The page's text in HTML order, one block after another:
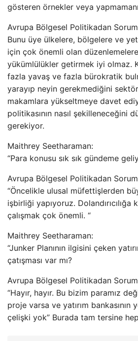
gösteren örnekler veya
Avrupa Bölgesel Politikadan
Bunu üye ülkelere, bölgelere ve
için çok önemli olan
yükümlülükler getirmek iyi olmaz.
fazla yavaş ve fazla bürokratik
yarayıp neyin gerekmediğini
makamlara yükseltmeye davet
politikasının nasıl şekilleneceğini
gerekiyor.
Maithrey Seetharaman:
“Para konusu sık sık gündeme
Avrupa Bölgesel Politikadan
“Öncelikle ulusal müfettişlerden
işbirliği yapıyoruz. Dolandırıcılığa
çalışmak çok önemli. “
Maithrey Seetharaman:
“Junker Planının ilgisini çeken
çatışması var mı?
Avrupa Bölgesel Politikadan
“Hayır, hayır. Bu bizim paramız
proje varsa ve yatırım
çelişki yok” Burada tam tersine